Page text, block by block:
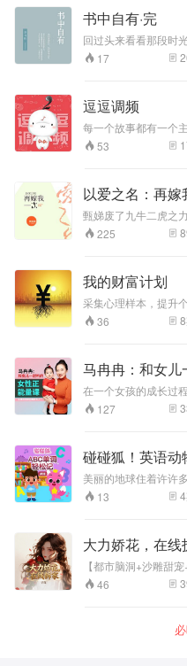
书中自有·完
回过头来看看那段时
是最好的时代， 书中
中。
17
逗逗调频
每一个故事都有一个
主人公呢？
53
以爱之名：再嫁
甄娣废了九牛二虎之
礼当天却还是喊错了
都是那个傻瓜。而就
知，她已经订婚了。
个人究竟会擦出怎样
的婚姻，是为了忘记
一向安排？
225
我的财富计划
采集心理样本，提升
36 8
马冉冉：和女儿
课
在一个女孩的成长过
的第一位导师的角色
路，就是意味着她把
母亲传递给女儿的文
在一个氏族部落中，
传承女性能量的仪式，也渐
个时代，大部分女孩
潮的时候，要怎样呵
时，要如何转变对自
萌动时，要如何去定
她要如何去塑造自己
辈，教导给我们的女孩儿们。 现在
127
碰碰狐！英语动
美丽的地球住着许许
们，想不想去认识一
语动物儿歌3》，和
演、精彩的狮子和老
羊、变色龙、鸭嘴兽
大家。 想要认识这些
吗？现在就出发去看
13 4
大力娇花，在线
【都市脑洞+沙雕甜
蓁，一个拥有林黛玉
巨人”级毁天灭地之力
奶攒钱买套房。 直到
氏总裁，重度洁癖、
46